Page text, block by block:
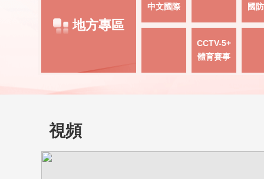
地方專區
中文國際
國
CCTV-5+
體育賽事
視頻